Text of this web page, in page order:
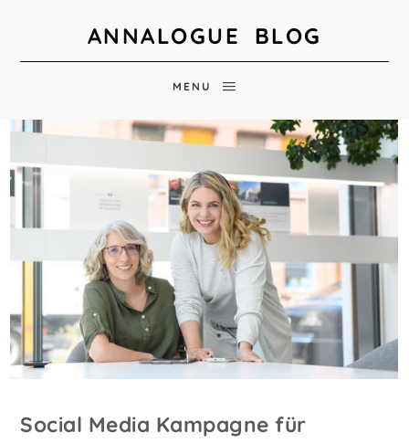
ANNALOGUE BLOG
MENU
Social Media Kampagne für